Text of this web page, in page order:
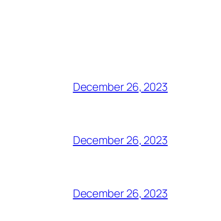
December 26, 2023
December 26, 2023
December 26, 2023